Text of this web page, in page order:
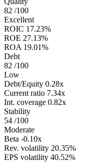
82 /100
Excellent
ROIC 17.23%
ROE 27.13%
ROA 19.01%
Debt
82 /100
Low
Debt/Equity 0.28x
Current ratio 7.34x
Int. coverage 0.82x
Stability
54 /100
Moderate
Beta -0.10x
Rev. volatility 20.35%
EPS volatility 40.52%